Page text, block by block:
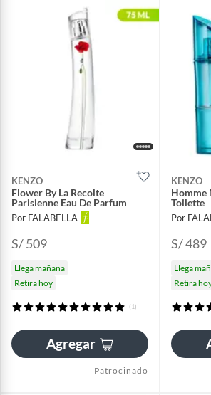
KENZO
Flower By La Recolte
Parisienne Eau De Parfum
Por FALABELLA
S/ 509
Llega mañana
Retira hoy
(1)
Agregar
Patrocinado
KENZO
Homme
Toilette
Por
S/ 489
Llega
Retira